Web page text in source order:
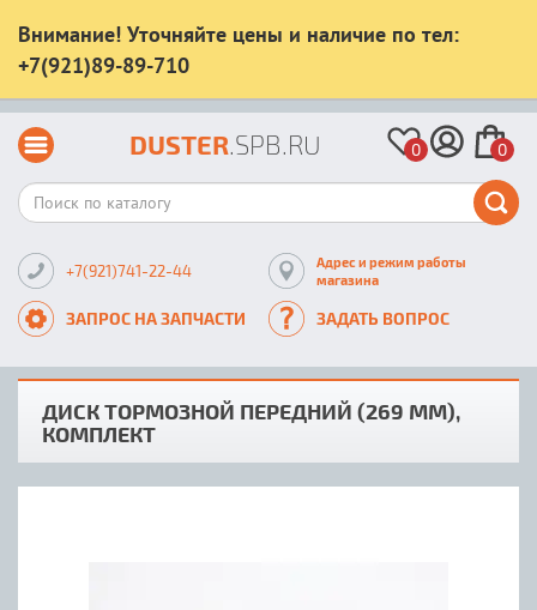
Внимание! Уточняйте цены и наличие по тел:
+7(921)89-89-710
DUSTER.SPB.RU 0 0
+7(921)741-22-44
Адрес и режим работы
магазина
ЗАПРОС НА ЗАПЧАСТИ ЗАДАТЬ ВОПРОС
ДИСК ТОРМОЗНОЙ ПЕРЕДНИЙ (269 ММ),
КОМПЛЕКТ